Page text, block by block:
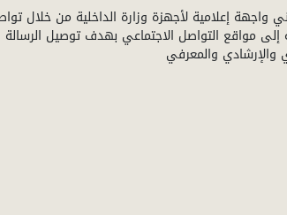
واجهة إعلامية لأجهزة وزارة الداخلية من خلال
إلى مواقع التواصل الاجتماعي بهدف توصيل الرسالة
والإرشادي والمعرفي